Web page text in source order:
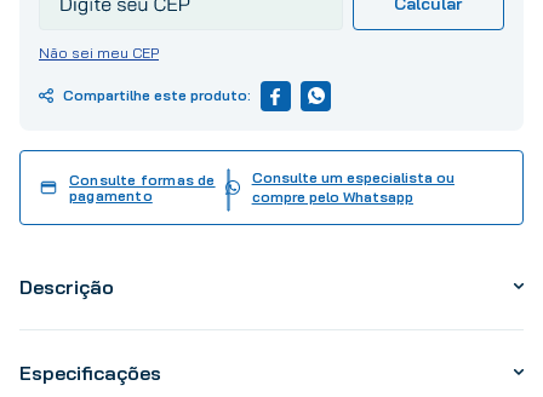
Não sei meu CEP
Consulte formas de
pagamento
Consulte um especialista ou
compre pelo Whatsapp
Descrição
Especificações